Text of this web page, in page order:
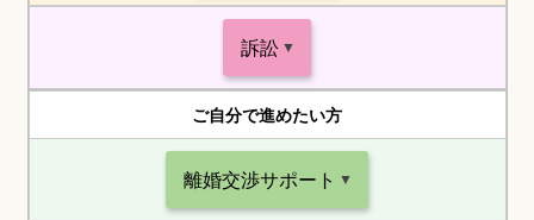
訴訟
ご自分で進めたい方
離婚交渉サポート